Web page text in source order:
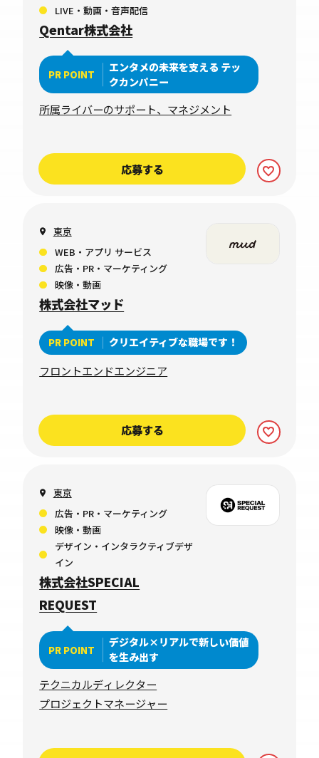
LIVE・動画・音声配信
Qentar株式会社
PR POINT
エンタメの未来を支える テッ
クカンパニー
所属ライバーのサポート、マネジメント
応募する
東京
WEB・アプリ サービス
広告・PR・マーケティング
映像・動画
株式会社マッド
PR POINT クリエイティブな職場です！
フロントエンドエンジニア
応募する
東京
広告・PR・マーケティング
映像・動画
デザイン・インタラクティブデザ
イン
株式会社SPECIAL
REQUEST
PR POINT
デジタル×リアルで新しい価値
を生み出す
テクニカルディレクター
プロジェクトマネージャー